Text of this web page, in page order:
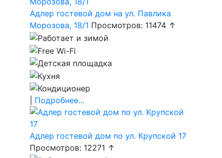
Адлер гостевой дом на ул. Павлика
Морозова, 18/1 Просмотров: 11474 ↑
Подробнее...
Адлер гостевой дом по ул. Крупской 17
Просмотров: 12271 ↑